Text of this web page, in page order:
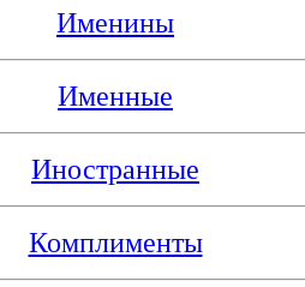
Именины
Именные
Иностранные
Комплименты